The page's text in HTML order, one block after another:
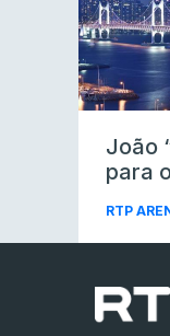
João
para
RTP